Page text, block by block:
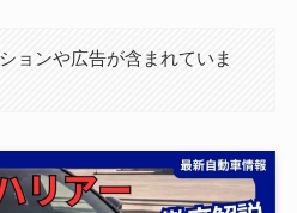
ョンや広告が含まれていま